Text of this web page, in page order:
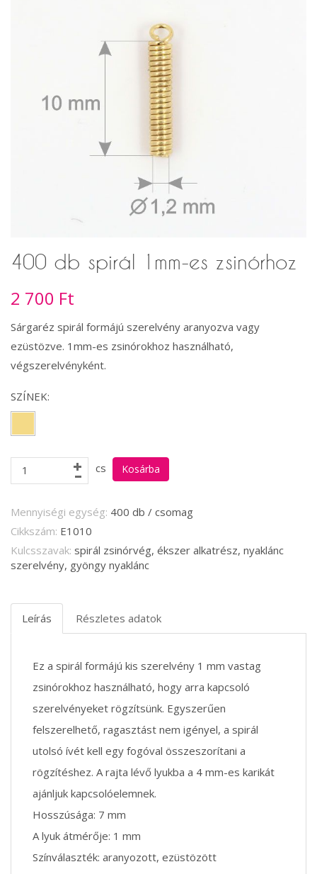
400 db spirál 1mm-es zsinórhoz
2 700 Ft
Sárgaréz spirál formájú szerelvény aranyozva vagy
ezüstözve. 1mm-es zsinórokhoz használható,
végszerelvényként.
SZÍNEK:
cs
Mennyiségi egység: 400 db / csomag
Cikkszám: E1010
Kulcsszavak: spirál zsinórvég, ékszer alkatrész, nyaklánc
szerelvény, gyöngy nyaklánc
Leírás Részletes adatok
Ez a spirál formájú kis szerelvény 1 mm vastag
zsinórokhoz használható, hogy arra kapcsoló
szerelvényeket rögzítsünk. Egyszerűen
felszerelhető, ragasztást nem igényel, a spirál
utolsó ívét kell egy fogóval összeszorítani a
rögzítéshez. A rajta lévő lyukba a 4 mm-es karikát
ajánljuk kapcsolóelemnek.
Hosszúsága: 7 mm
A lyuk átmérője: 1 mm
Színválaszték: aranyozott, ezüstözött